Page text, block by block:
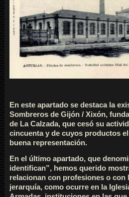
En este apartado se destaca la
Sombreros de Gijón / Xixón,
de La Calzada, que cesó su
cincuenta y de cuyos productos
buena representación.
En el último apartado, que
identifican”, hemos querido
relacionan con profesiones o con
jerarquía, como ocurre en la